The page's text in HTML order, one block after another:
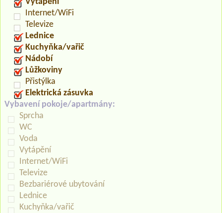
Internet/WiFi
Televize
Lednice
Kuchyňka/vařič
Nádobí
Lůžkoviny
Přistýlka
Elektrická zásuvka
Vybavení pokoje/apartmány:
Sprcha
WC
Voda
Vytápění
Internet/WiFi
Televize
Bezbariérové ubytování
Lednice
Kuchyňka/vařič